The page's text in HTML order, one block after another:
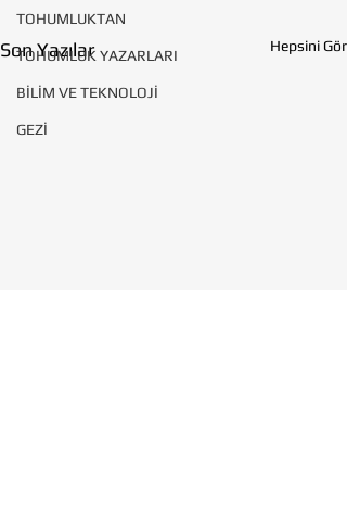
TOHUMLUKTAN
TOHUMLUK YAZARLARI
BİLİM VE TEKNOLOJİ
GEZİ
Son Yazılar Hepsini Gör